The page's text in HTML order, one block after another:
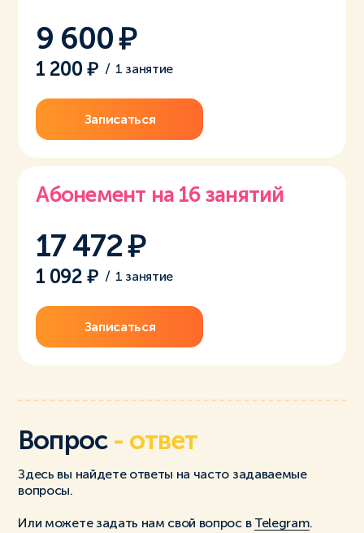
9 600
1 200 / 1 занятие
Записаться
Абонемент на 16 занятий
17 472
1 092 / 1 занятие
Записаться
Вопрос - ответ
Здесь вы найдете ответы на часто задаваемые
вопросы.
Или можете задать нам свой вопрос в Telegram.